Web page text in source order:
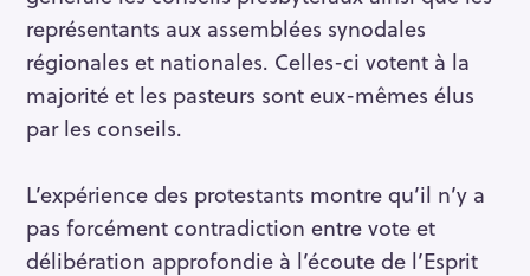
représentants aux assemblées synodales
régionales et nationales. Celles-ci votent à la
majorité et les pasteurs sont eux-mêmes élus
par les conseils.
L’expérience des protestants montre qu’il n’y a
pas forcément contradiction entre vote et
délibération approfondie à l’écoute de l’Esprit